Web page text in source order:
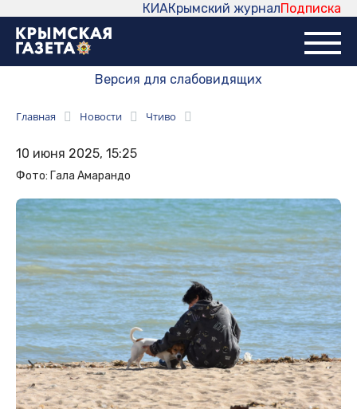
Подписка
Крымский журнал
КИА
Версия для слабовидящих
Главная Новости Чтиво
10 июня 2025, 15:25
Фото: Гала Амарандо